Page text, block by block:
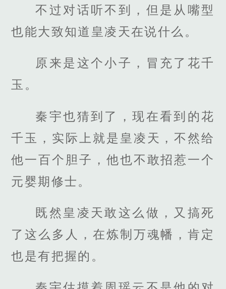
不过对话听不到，但是从嘴型
也能大致知道皇凌天在说什么。
原来是这个小子，冒充了花千
玉。
秦宇也猜到了，现在看到的花
千玉，实际上就是皇凌天，不然给
他一百个胆子，他也不敢招惹一个
元婴期修士。
既然皇凌天敢这么做，又搞死
了这么多人，在炼制万魂幡，肯定
也是有把握的。